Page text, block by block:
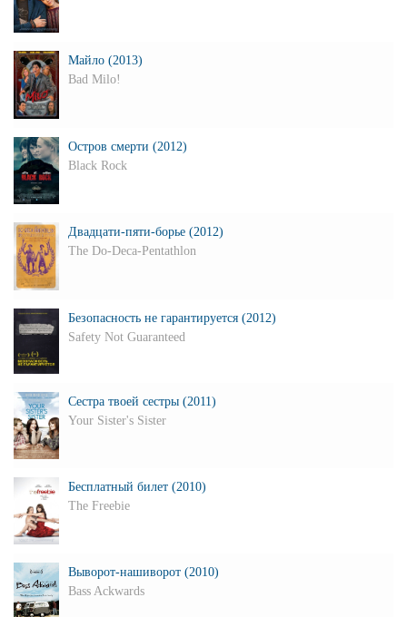
Майло (2013)
Bad Milo!
Остров смерти (2012)
Black Rock
Двадцати-пяти-борье (2012)
The Do-Deca-Pentathlon
Безопасность не гарантируется (2012)
Safety Not Guaranteed
Сестра твоей сестры (2011)
Your Sister's Sister
Бесплатный билет (2010)
The Freebie
Выворот-нашиворот (2010)
Bass Ackwards